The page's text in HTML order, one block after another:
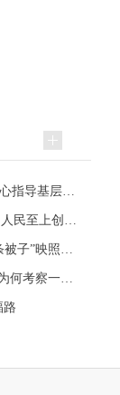
路